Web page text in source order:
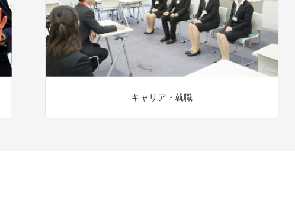
キャリア・就職